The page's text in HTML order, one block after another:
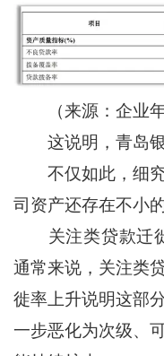
（来源：企业年
这说明，青岛银
不仅如此，细究
司资产还存在不小的
关注类贷款迁徙
通常来说，关注类
徙率上升说明这部
一步恶化为次级、